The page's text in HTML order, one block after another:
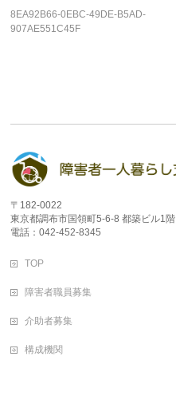
8EA92B66-0EBC-49DE-B5AD-
907AE551C45F
〒182-0022
東京都調布市国領町5-6-8 都築ビル1階
電話：042-452-8345
TOP
障害者職員募集
介助者募集
構成機関